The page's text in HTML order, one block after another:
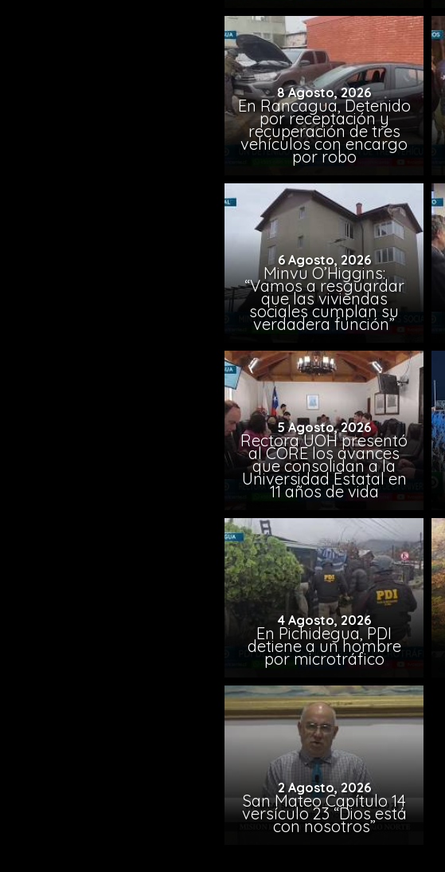
8 Agosto, 2026
En Rancagua, Detenido
por receptación y
recuperación de tres
vehículos con encargo
por robo
6 Agosto, 2026
Minvu O’Higgins:
“Vamos a resguardar
que las viviendas
sociales cumplan su
verdadera función”
5 Agosto, 2026
Rectora UOH presentó
al CORE los avances
que consolidan a la
Universidad Estatal en
11 años de vida
4 Agosto, 2026
En Pichidegua, PDI
detiene a un hombre
por microtráfico
2 Agosto, 2026
San Mateo Capítulo 14
versículo 23 “Dios está
con nosotros”